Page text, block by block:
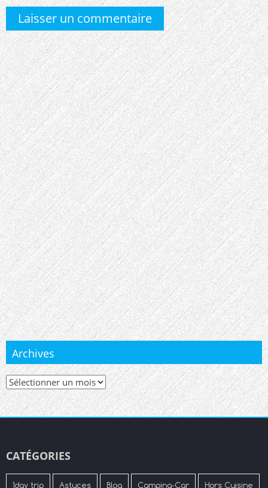
Laisser un commentaire
Archives
Archives
CATÉGORIES
1day trip Astuces Blog Camping-Car Hors Cuisine